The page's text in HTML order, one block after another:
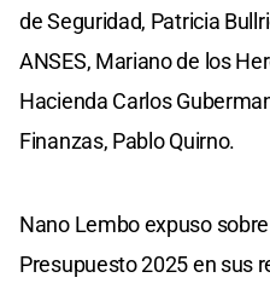
de Seguridad, Patricia
ANSES, Mariano de los
Hacienda Carlos
Finanzas, Pablo Quirno.
Nano Lembo expuso
Presupuesto 2025 en sus